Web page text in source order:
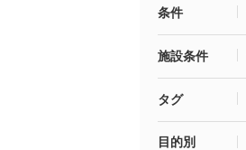
条件
施設条件
タグ
目的別